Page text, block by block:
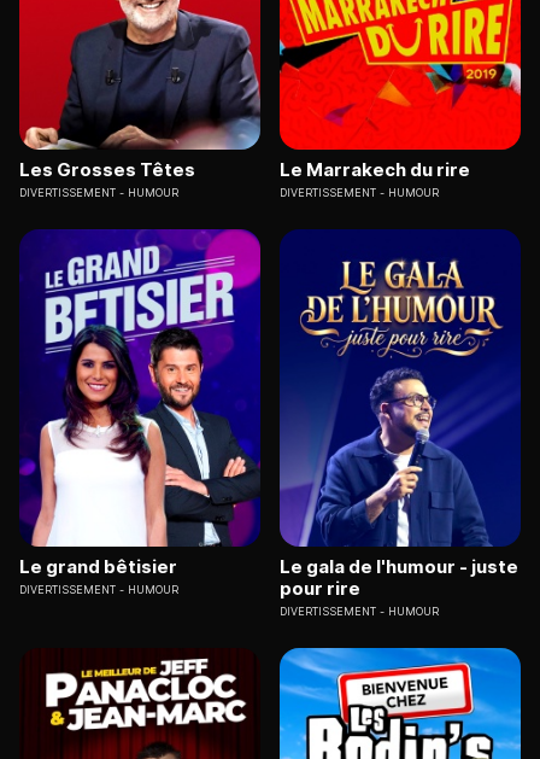
Les Grosses Têtes
DIVERTISSEMENT HUMOUR
Le Marrakech du rire
DIVERTISSEMENT HUMOUR
Le grand bêtisier
DIVERTISSEMENT HUMOUR
Le gala de l'humour - juste
pour rire
DIVERTISSEMENT HUMOUR